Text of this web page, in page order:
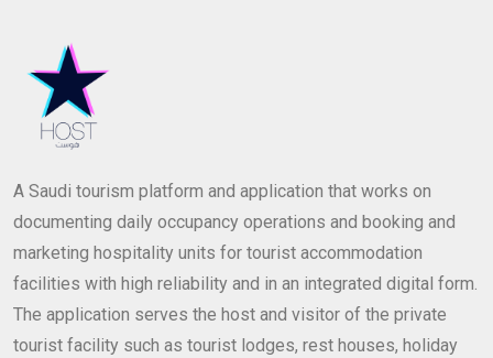
A Saudi tourism platform and application that works on
documenting daily occupancy operations and booking and
marketing hospitality units for tourist accommodation
facilities with high reliability and in an integrated digital form.
The application serves the host and visitor of the private
tourist facility such as tourist lodges, rest houses, holiday